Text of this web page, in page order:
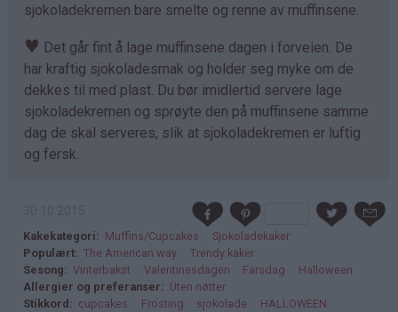
sjokoladekremen bare smelte og renne av muffinsene.
♥ Det går fint å lage muffinsene dagen i forveien. De
har kraftig sjokoladesmak og holder seg myke om de
dekkes til med plast. Du bør imidlertid servere lage
sjokoladekremen og sprøyte den på muffinsene samme
dag de skal serveres, slik at sjokoladekremen er luftig
og fersk.
Kakekategori Muffins/Cupcakes
Sjokoladekaker
Populært
The American way
Trendy kaker
Sesong
Vinterbakst Valentinesdagen Farsdag
Halloween
Allergier og preferanser
Uten nøtter
Stikkord
cupcakes Frosting sjokolade
HALLOWEEN